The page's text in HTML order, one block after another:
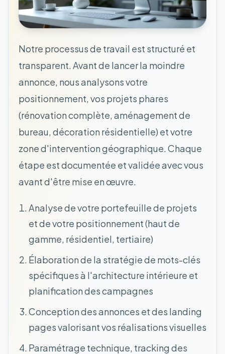
Notre processus de travail est structuré et
transparent. Avant de lancer la moindre
annonce, nous analysons votre
positionnement, vos projets phares
(rénovation complète, aménagement de
bureau, décoration résidentielle) et votre
zone d'intervention géographique. Chaque
étape est documentée et validée avec vous
avant d'être mise en œuvre.
Analyse de votre portefeuille de projets
et de votre positionnement (haut de
gamme, résidentiel, tertiaire)
Élaboration de la stratégie de mots-clés
spécifiques à l'architecture intérieure et
planification des campagnes
Conception des annonces et des landing
pages valorisant vos réalisations visuelles
Paramétrage technique, tracking des